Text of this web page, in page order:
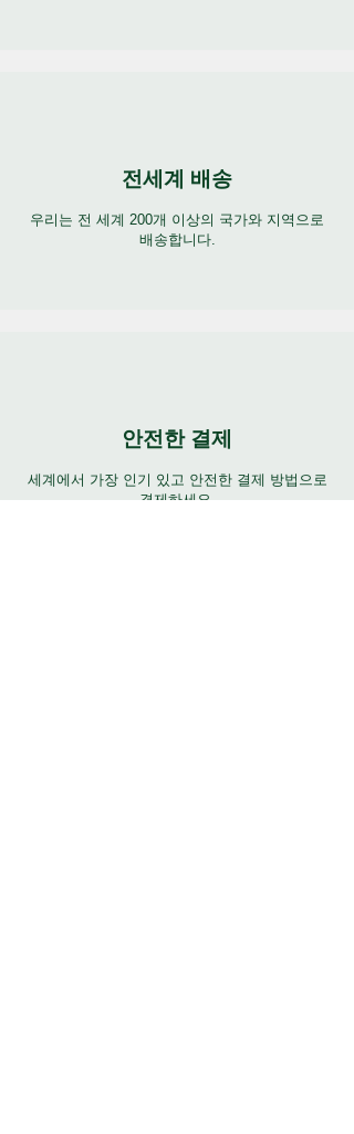
전세계 배송
우리는 전 세계 200개 이상의 국가와 지역으로
배송합니다.
안전한 결제
세계에서 가장 인기 있고 안전한 결제 방법으로
결제하세요.